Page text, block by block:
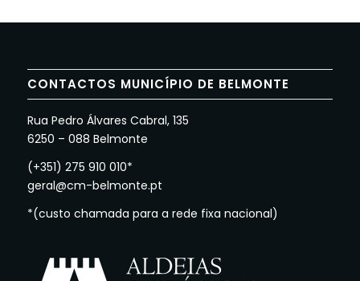
CONTACTOS MUNICÍPIO DE BELMONTE
Rua Pedro Álvares Cabral, 135
6250 – 088 Belmonte
(+351) 275 910 010*
geral@cm-belmonte.pt
*(custo chamada para a rede fixa nacional)